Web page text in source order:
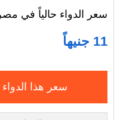
سعر الدواء حالياً في مصر
11 جنيهاً
سعر هذا الدواء